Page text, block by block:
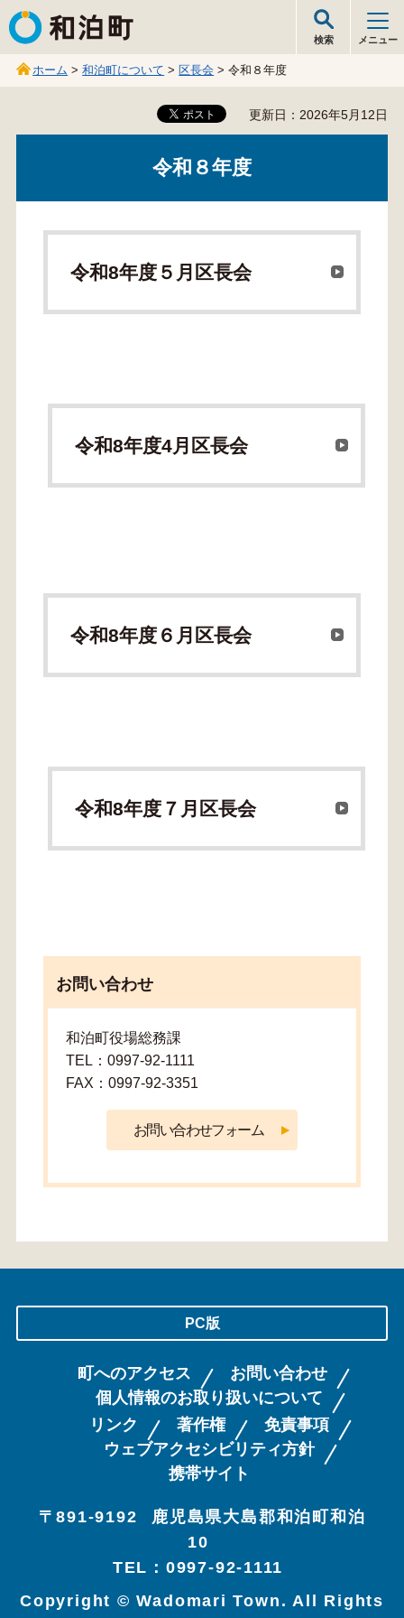
和泊町
検索 メニュー
ホーム >和泊町について > 区長会 > 令和８年度
更新日：2026年5月12日
令和８年度
令和8年度５月区長会
令和8年度4月区長会
令和8年度６月区長会
令和8年度７月区長会
お問い合わせ
和泊町役場総務課
TEL：0997-92-1111
FAX：0997-92-3351
PC版
町へのアクセス
お問い合わせ
個人情報のお取り扱いについて
リンク
著作権
免責事項
ウェブアクセシビリティ方針
携帯サイト
〒891-9192
鹿児島県大島郡和泊町和泊
10
TEL：0997-92-1111
Copyright © Wadomari Town. All Rights